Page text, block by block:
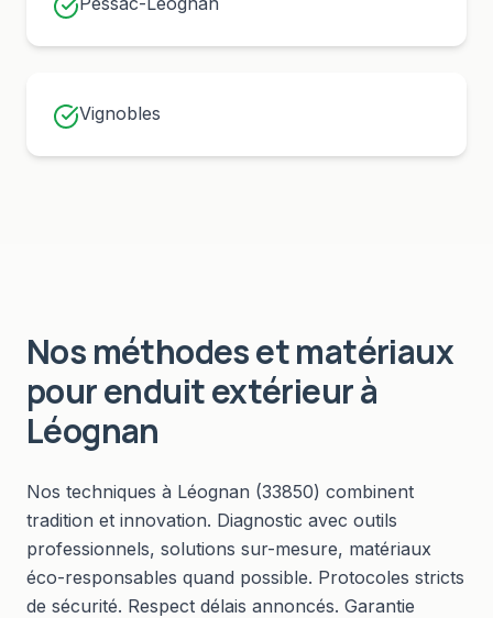
Vignobles
Nos méthodes et matériaux
pourenduit extérieurà
Léognan
Nos techniques à Léognan (33850) combinent
tradition et innovation. Diagnostic avec outils
professionnels, solutions sur-mesure, matériaux
éco-responsables quand possible. Protocoles stricts
de sécurité. Respect délais annoncés. Garantie